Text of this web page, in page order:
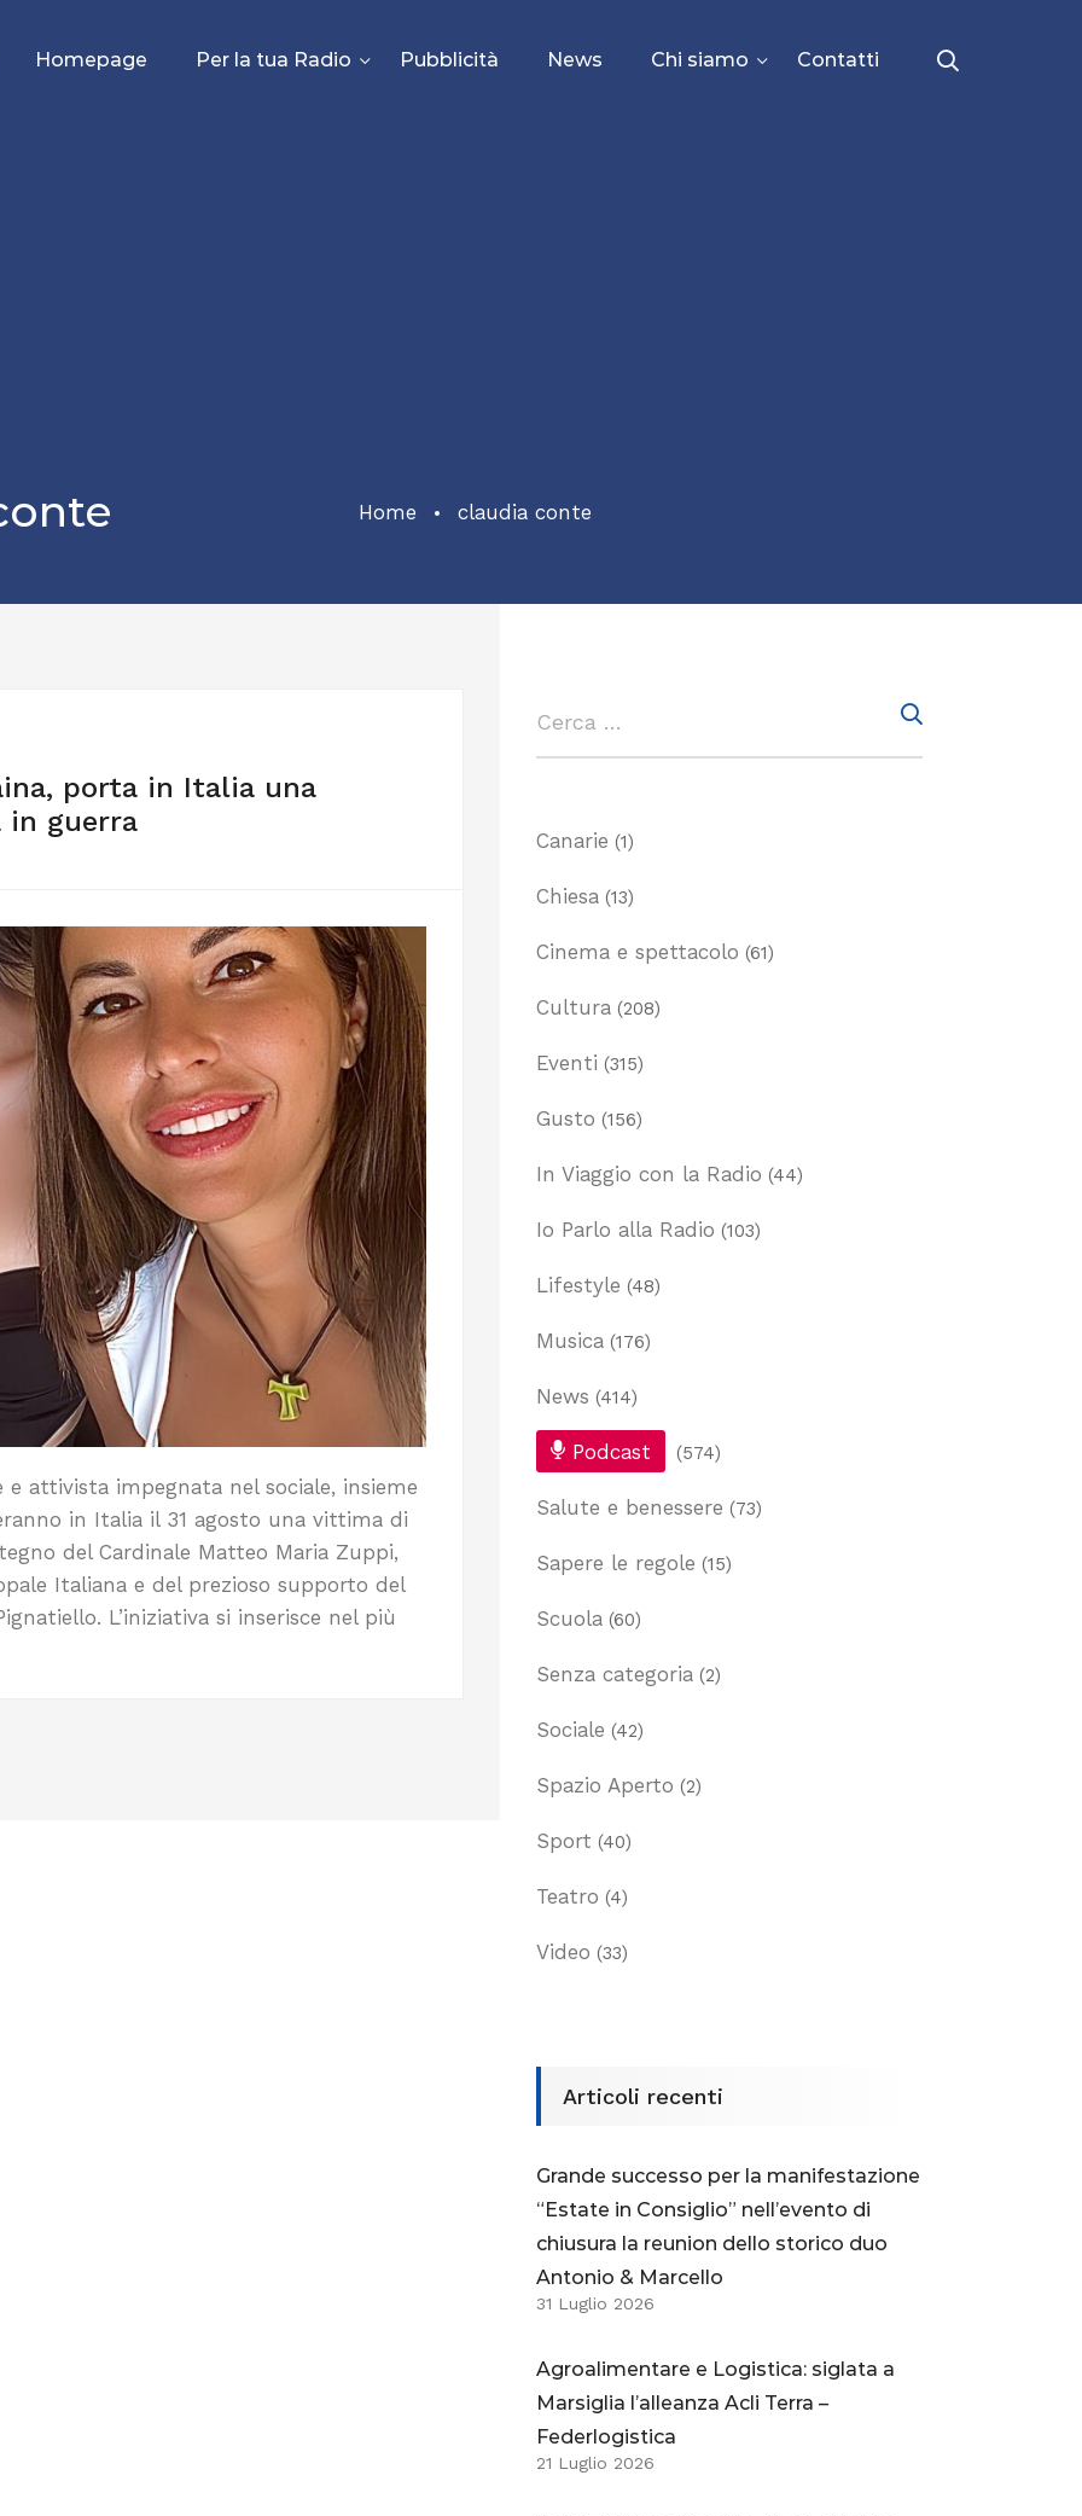
Homepage Per la tua Radio Pubblicità News Chi siamo Contatti
Home claudia conte
porta in Italia una
guerra
attivista impegnata nel sociale, insieme
in Italia il 31 agosto una vittima di
del Cardinale Matteo Maria Zuppi,
Italiana e del prezioso supporto del
L’iniziativa si inserisce nel più
Canarie (1)
Chiesa (13)
Cinema e spettacolo (61)
Cultura (208)
Eventi (315)
Gusto (156)
In Viaggio con la Radio (44)
Io Parlo alla Radio (103)
Lifestyle (48)
Musica (176)
News (414)
Podcast (574)
Salute e benessere (73)
Sapere le regole (15)
Scuola (60)
Senza categoria (2)
Sociale (42)
Spazio Aperto (2)
Sport (40)
Teatro (4)
Video (33)
Articoli recenti
Grande successo per la manifestazione
“Estate in Consiglio” nell’evento di
chiusura la reunion dello storico duo
Antonio & Marcello
31 Luglio 2026
Agroalimentare e Logistica: siglata a
Marsiglia l’alleanza Acli Terra –
Federlogistica
21 Luglio 2026